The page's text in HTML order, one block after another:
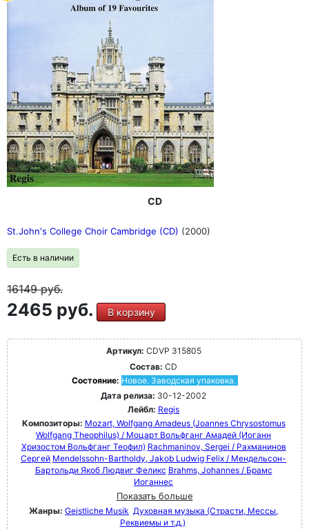
CD
St.John's College Choir Cambridge (CD) (2000)
Есть в наличии
16149руб.
2465 руб. В корзину
Артикул: CDVP 315805
Состав: CD
Состояние: Новое. Заводская упаковка.
Дата релиза: 30-12-2002
Лейбл: Regis
Композиторы: Mozart, Wolfgang Amadeus (Joannes Chrysostomus
Wolfgang Theophilus) / Моцарт Вольфганг Амадей (Иоганн
Хризостом Вольфганг Теофил) Rachmaninov, Sergei / Рахманинов
Сергей Mendelssohn-Bartholdy, Jakob Ludwig Felix / Мендельсон-
Бартольди Якоб Людвиг Феликс Brahms, Johannes / Брамс
Иоганнес
Показать больше
Жанры: Geistliche Musik Духовная музыка (Страсти, Мессы,
Реквиемы и т.д.)